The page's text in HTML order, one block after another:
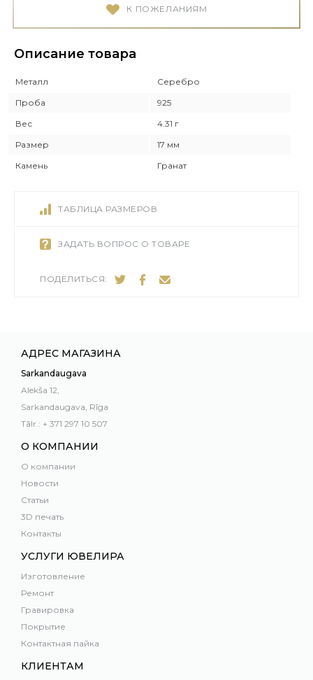
К ПОЖЕЛАНИЯМ
Описание товара
Металл
Серебро
Проба
925
Вес
4.31 г
Размер
17 мм
Камень
Гранат
ТАБЛИЦА РАЗМЕРОВ
ЗАДАТЬ ВОПРОС О ТОВАРЕ
ПОДЕЛИТЬСЯ:
АДРЕС МАГАЗИНА
Sarkandaugava
Alekša 12,
Sarkandaugava, Rīga
Tālr.: + 371 297 10 507
О КОМПАНИИ
О компании
Новости
Статьи
3D печать
Контакты
УСЛУГИ ЮВЕЛИРА
Изготовление
Ремонт
Гравировка
Покрытие
Контактная пайка
КЛИЕНТАМ